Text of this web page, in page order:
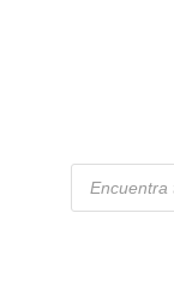
Products
search